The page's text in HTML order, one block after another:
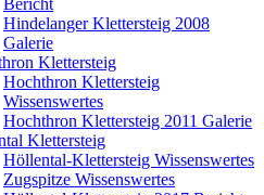
Bericht
Hindelanger Klettersteig 2008
Galerie
Klettersteig
Hochthron Klettersteig
Wissenswertes
Hochthron Klettersteig 2011 Galerie
Klettersteig
Höllental-Klettersteig Wissenswertes
Zugspitze Wissenswertes